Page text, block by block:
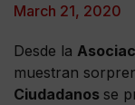
March 21, 2020
Desde la
muestran
Ciudadanos se